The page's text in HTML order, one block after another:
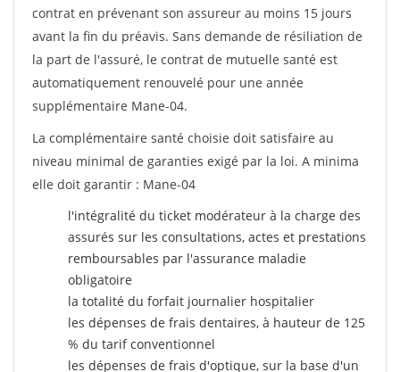
contrat en prévenant son assureur au moins 15 jours
avant la fin du préavis. Sans demande de résiliation de
la part de l'assuré, le contrat de mutuelle santé est
automatiquement renouvelé pour une année
supplémentaire Mane-04.
La complémentaire santé choisie doit satisfaire au
niveau minimal de garanties exigé par la loi. A minima
elle doit garantir : Mane-04
l'intégralité du ticket modérateur à la charge des
assurés sur les consultations, actes et prestations
remboursables par l'assurance maladie
obligatoire
la totalité du forfait journalier hospitalier
les dépenses de frais dentaires, à hauteur de 125
% du tarif conventionnel
les dépenses de frais d'optique, sur la base d'un